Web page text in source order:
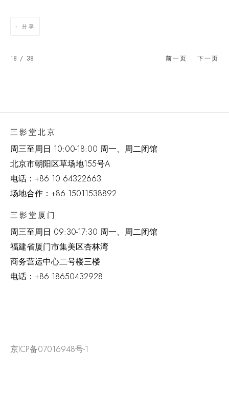
分享
前一页 下一页
18 / 38
三影堂北京
周三至周日 10:00-18:00 周一、周二闭馆
北京市朝阳区草场地155号A
电话： +86 10 64322663
场地合作：+86 15011538892
三影堂厦门
周三至周日 09:30-17:30 周一、周二闭馆
福建省厦门市集美区杏林湾
商务营运中心二号楼三楼
电话： +86 18650432928
京ICP备07016948号-1